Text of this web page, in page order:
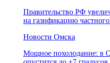
Правительство РФ
на газификацию
Новости Омска
Мощное похолодание: в